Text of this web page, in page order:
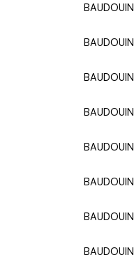
BAUDOUIN
BAUDOUIN
BAUDOUIN
BAUDOUIN
BAUDOUIN
BAUDOUIN
BAUDOUIN
BAUDOUIN